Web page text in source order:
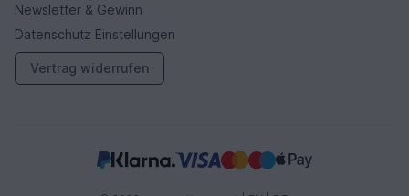
Newsletter & Gewinn
Datenschutz Einstellungen
Vertrag widerrufen